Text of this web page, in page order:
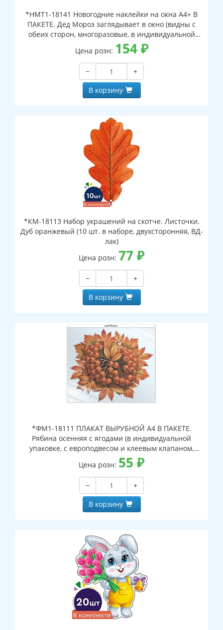
*НМТ1-18141 Новогодние наклейки на окна А4+ В
ПАКЕТЕ. Дед Мороз заглядывает в окно (видны с
обеих сторон, многоразовые, в индивидуальной
упаковке, с европодвесом и клеевым клапаном)
Цена розн: 154₽
−
+
В корзину
*КМ-18113 Набор украшений на скотче. Листочки.
Дуб оранжевый (10 шт. в наборе, двухсторонняя, ВД-
лак)
Цена розн: 77 ₽
−
+
В корзину
*ФМ1-18111 ПЛАКАТ ВЫРУБНОЙ А4 В ПАКЕТЕ.
Рябина осенняя с ягодами (в индивидуальной
упаковке, с европодвесом и клеевым клапаном,
двухсторонний, ВД-лак)
Цена розн: 55 ₽
−
+
В корзину